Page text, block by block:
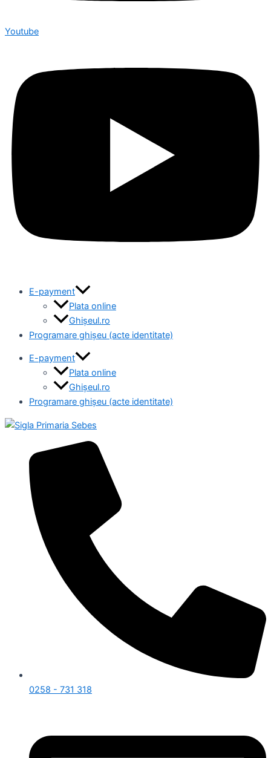
Youtube
E-payment
Plata online
Ghișeul.ro
Programare ghișeu (acte identitate)
E-payment
Plata online
Ghișeul.ro
Programare ghișeu (acte identitate)
0258 - 731 318